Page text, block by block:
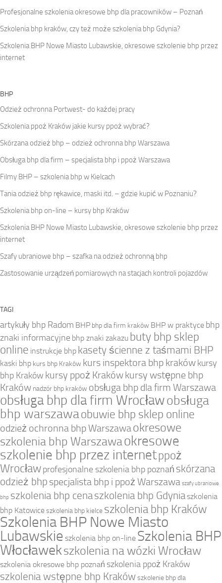
Profesjonalne szkolenia okresowe bhp dla pracowników – Poznań
Szkolenia bhp kraków, czy też może szkolenia bhp Gdynia?
Szkolenia BHP Nowe Miasto Lubawskie, okresowe szkolenie bhp przez
internet
BHP
Odzież ochronna Portwest- do każdej pracy
Szkolenia ppoż Kraków jakie kursy ppoż wybrać?
Skórzana odzież bhp – odzież ochronna bhp Warszawa
Obsługa bhp dla firm – specjalista bhp i ppoż Warszawa
Filmy BHP – szkolenia bhp w Kielcach
Tania odzież bhp rękawice, maski itd. – gdzie kupić w Poznaniu?
Szkolenia bhp on-line – kursy bhp Kraków
Szkolenia BHP Nowe Miasto Lubawskie, okresowe szkolenie bhp przez
internet
Szafy ubraniowe bhp – szafka na odzież ochronną bhp
Zastosowanie urządzeń pomiarowych na stacjach kontroli pojazdów
TAGI
artykuły bhp Radom BHP bhp dla firm kraków BHP w praktyce bhp
znaki informacyjne bhp znaki zakazu buty bhp sklep
online instrukcje bhp kasety ścienne z taśmami BHP
kaski bhp kurs bhp Kraków kurs inspektora bhp krakówkursy
bhp Kraków kursy ppoż Krakówkursy wstępne bhp
Kraków nadzór bhp kraków obsługa bhp dla firm Warszawa
obsługa bhp dla firm Wrocławobsługa
bhp warszawaobuwie bhp sklep online
odzież ochronna bhp Warszawaokresowe
szkolenia bhp Warszawaokresowe
szkolenie bhp przez internetppoż
Wrocławprofesjonalne szkolenia bhp poznań skórzana
odzież bhp specjalista bhp i ppoż Warszawa szafy ubraniowe
bhp szkolenia bhp cena szkolenia bhp Gdynia szkolenia
bhp Katowiceszkolenia bhp kielce szkolenia bhp Kraków
Szkolenia BHP Nowe Miasto
Lubawskie szkolenia bhp on-line Szkolenia BHP
Włocławekszkolenia na wózki Wrocław
szkolenia okresowe bhp poznań szkolenia ppoż Kraków
szkolenia wstępne bhp Kraków szkolenie bhp dla